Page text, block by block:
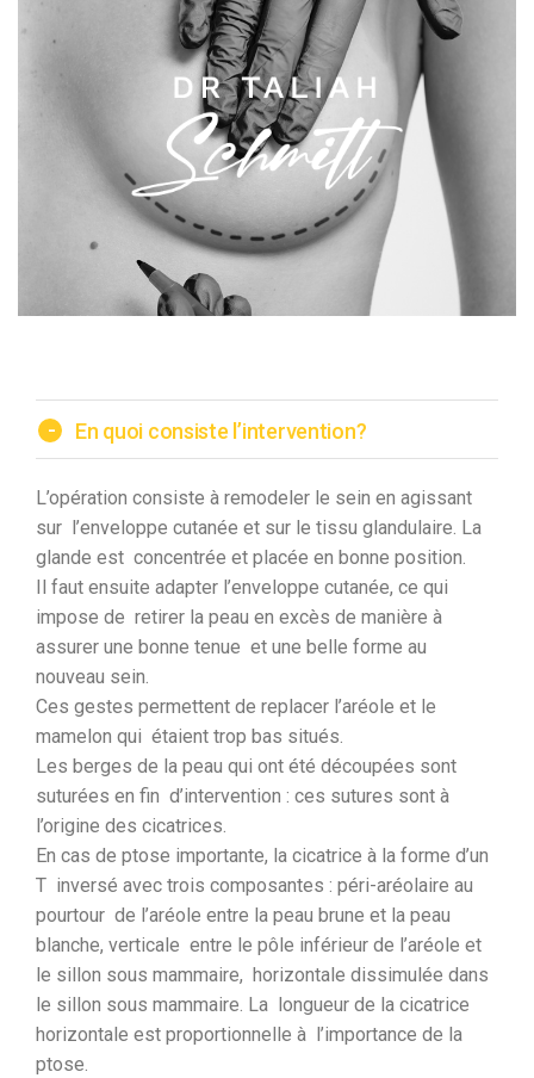
- En quoi consiste l’intervention?
L’opération consiste à remodeler le sein en agissant
sur l’enveloppe cutanée et sur le tissu glandulaire. La
glande est concentrée et placée en bonne position.
Il faut ensuite adapter l’enveloppe cutanée, ce qui
impose de retirer la peau en excès de manière à
assurer une bonne tenue et une belle forme au
nouveau sein.
Ces gestes permettent de replacer l’aréole et le
mamelon qui étaient trop bas situés.
Les berges de la peau qui ont été découpées sont
suturées en fin d’intervention : ces sutures sont à
l’origine des cicatrices.
En cas de ptose importante, la cicatrice à la forme d’un
T inversé avec trois composantes : péri-aréolaire au
pourtour de l’aréole entre la peau brune et la peau
blanche, verticale entre le pôle inférieur de l’aréole et
le sillon sous mammaire, horizontale dissimulée dans
le sillon sous mammaire. La longueur de la cicatrice
horizontale est proportionnelle à l’importance de la
ptose.